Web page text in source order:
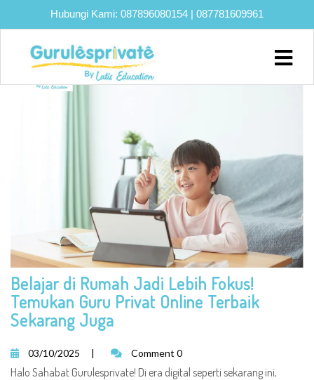
Hubungi Kami: 087896080154 | 087781609961
Home
Program
Bimbel
UTBK
SNBT
Lainnya
TAG:LES PRIVAT ONLINE
Belajar di Rumah Jadi Lebih Fokus!
Temukan Guru Privat Online Terbaik
Sekarang Juga
03/10/2025 | Comment 0
Halo Sahabat Gurulesprivate! Di era digital seperti sekarang ini,